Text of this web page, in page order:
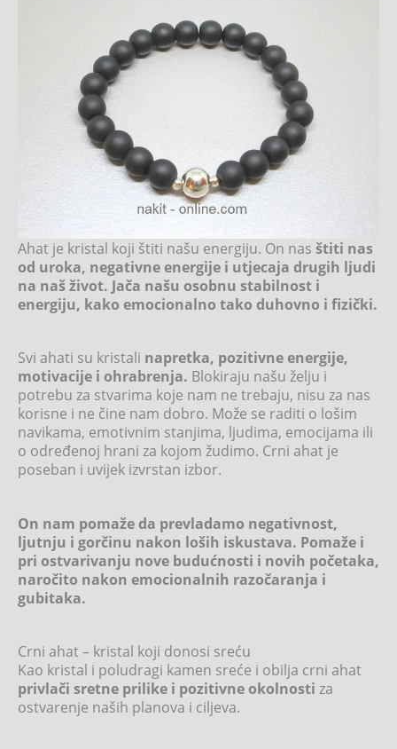
Ahat je kristal koji štiti našu energiju. On nas štiti nas
od uroka, negativne energije i utjecaja drugih ljudi
na naš život. Jača našu osobnu stabilnost i
energiju, kako emocionalno tako duhovno i fizički.
Svi ahati su kristali napretka, pozitivne energije,
motivacije i ohrabrenja. Blokiraju našu želju i
potrebu za stvarima koje nam ne trebaju, nisu za nas
korisne i ne čine nam dobro. Može se raditi o lošim
navikama, emotivnim stanjima, ljudima, emocijama ili
o određenoj hrani za kojom žudimo. Crni ahat je
poseban i uvijek izvrstan izbor.
On nam pomaže da prevladamo negativnost,
ljutnju i gorčinu nakon loših iskustava. Pomaže i
pri ostvarivanju nove budućnosti i novih početaka,
naročito nakon emocionalnih razočaranja i
gubitaka.
Crni ahat – kristal koji donosi sreću
Kao kristal i poludragi kamen sreće i obilja crni ahat
privlači sretne prilike i pozitivne okolnosti za
ostvarenje naših planova i ciljeva.